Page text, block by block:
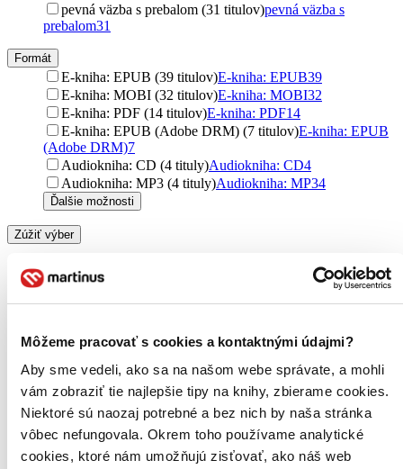
Môžeme pracovať s cookies a kontaktnými údajmi?
Aby sme vedeli, ako sa na našom webe správate, a mohli
vám zobraziť tie najlepšie tipy na knihy, zbierame cookies.
Niektoré sú naozaj potrebné a bez nich by naša stránka
vôbec nefungovala. Okrem toho používame analytické
cookies, ktoré nám umožňujú zisťovať, ako náš web
pevná väzba s prebalom (31 titulov)pevná väzba s
prebalom31
Formát
E-kniha: EPUB (39 titulov)E-kniha: EPUB39
E-kniha: MOBI (32 titulov)E-kniha: MOBI32
E-kniha: PDF (14 titulov)E-kniha: PDF14
E-kniha: EPUB (Adobe DRM) (7 titulov)E-kniha: EPUB
(Adobe DRM)7
Audiokniha: CD (4 tituly)Audiokniha: CD4
Audiokniha: MP3 (4 tituly)Audiokniha: MP34
Ďalšie možnosti
Zúžiť výber
Frank Herbert (1920–1986) bol americký spisovateľ a novinár,
najznámejší pre svoje diela v oblasti sci-fi, no jeho tvorba zahŕňa aj
politické a spoločenské systémy. Herbert mal nezávislý prístup k
tvorbe, odmietal písať len pre trh a venoval sa témam, ktoré ho
osobne zaujímali. Počas života čelil finančným problémom, no jeho
práca mala obrovský vplyv na vývoj sci-fi literatúry.
Čítať viac